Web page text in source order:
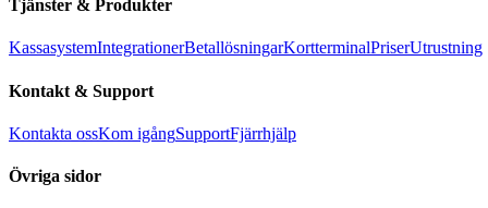
Tjänster & Produkter
KassasystemIntegrationerBetallösningarKortterminalPriserUtrustning
Kontakt & Support
Kontakta ossKom igångSupportFjärrhjälp
Övriga sidor